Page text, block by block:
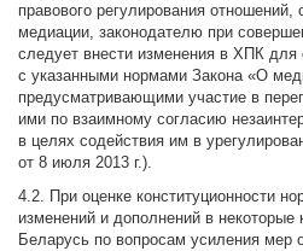
правового регулирования
медиации, законодателю при
следует внести изменения в ХПК для
с указанными нормами Закона «О
предусматривающими участие в
ими по взаимному согласию
в целях содействия им в
от 8 июля 2013 г.).
4.2. При оценке конституционности
изменений и дополнений в некоторые
Беларусь по вопросам усиления мер